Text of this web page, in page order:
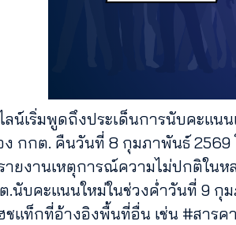
ลน์เริ่มพูดถึงประเด็นการนับคะแน
กกต. คืนวันที่ 8 กุมภาพันธ์ 2569
ยงานเหตุการณ์ความไม่ปกติในห
.นับคะแนนใหม่ในช่วงค่ำวันที่ 9 กุ
ชแท็กที่อ้างอิงพื้นที่อื่น เช่น #สารค